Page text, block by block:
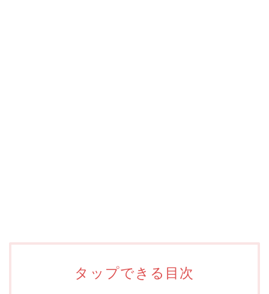
タップできる目次